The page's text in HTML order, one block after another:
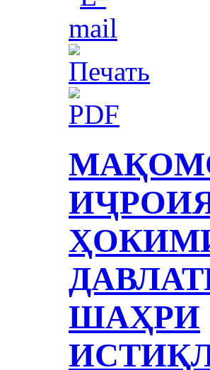
ШАҲРИ